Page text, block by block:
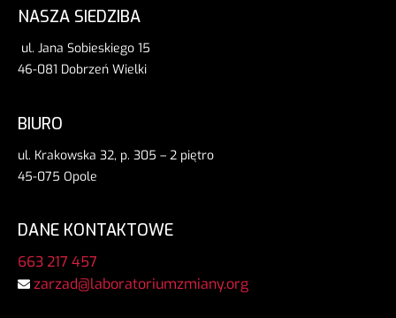
NASZA SIEDZIBA
ul. Jana Sobieskiego 15
46-081 Dobrzeń Wielki
BIURO
ul. Krakowska 32, p. 305 – 2 piętro
45-075 Opole
DANE KONTAKTOWE
663 217 457
zarzad@laboratoriumzmiany.org